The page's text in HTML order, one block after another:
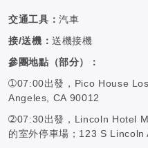
交通工具：汽車
接/送機：送機接機
參團地點（部分）：
➀07:00出發，Pico House
Angeles, CA 90012
➁07:30出發，Lincoln Hotel
的室外停車場；123 S